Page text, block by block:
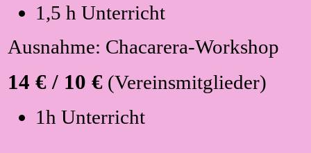
1,5 h Unterricht
Ausnahme: Chacarera-Workshop
14 € / 10 € (Vereinsmitglieder)
1h Unterricht